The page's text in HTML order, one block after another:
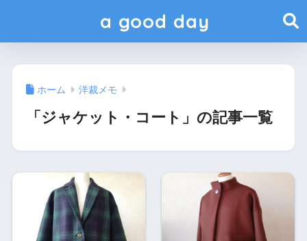
a good day
ホーム 洋裁メモ
「ジャケット・コート」の記事一覧